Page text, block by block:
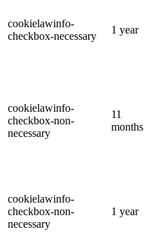
cookielawinfo-
checkbox-necessary
1 year
cookielawinfo-
checkbox-non-
necessary
11
months
cookielawinfo-
checkbox-non-
necessary
1 year